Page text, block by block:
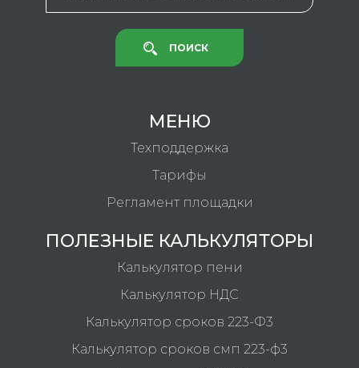
ПОИСК
МЕНЮ
Техподдержка
Тарифы
Регламент площадки
ПОЛЕЗНЫЕ КАЛЬКУЛЯТОРЫ
Калькулятор пени
Калькулятор НДС
Калькулятор сроков 223-Ф3
Калькулятор сроков смп 223-ф3